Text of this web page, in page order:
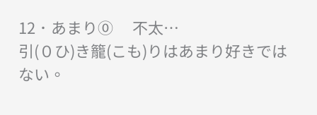
12．あまり⓪ 不太…
引(０ひ)き籠(こも)りはあまり好きでは
ない。